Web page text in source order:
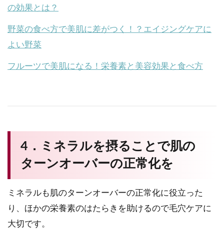
の効果とは？
野菜の食べ方で美肌に差がつく！？エイジングケアに
よい野菜
フルーツで美肌になる！栄養素と美容効果と食べ方
4．ミネラルを摂ることで肌の
ターンオーバーの正常化を
ミネラルも肌のターンオーバーの正常化に役立った
り、ほかの栄養素のはたらきを助けるので毛穴ケアに
大切です。